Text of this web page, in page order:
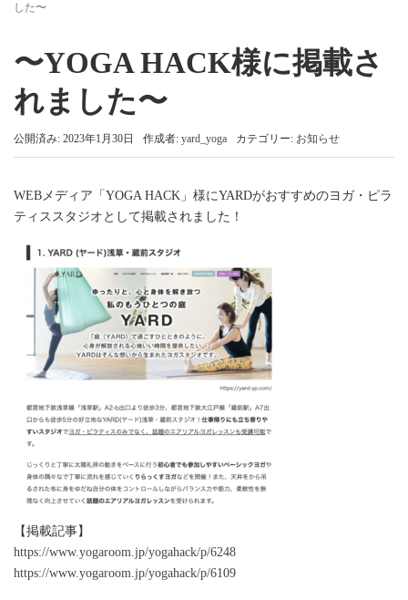
した〜
〜YOGA HACK様に掲載さ
れました〜
公開済み: 2023年1月30日 作成者: yard_yoga カテゴリー: お知らせ
WEBメディア「YOGA HACK」様にYARDがおすすめのヨガ・ピラ
ティススタジオとして掲載されました！
【掲載記事】
https://www.yogaroom.jp/yogahack/p/6248
https://www.yogaroom.jp/yogahack/p/6109